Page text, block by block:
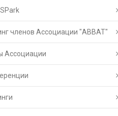
членов Ассоциации "АВВАТ"
Ассоциации